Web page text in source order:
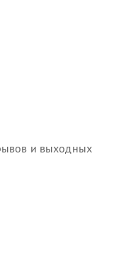
и выходных